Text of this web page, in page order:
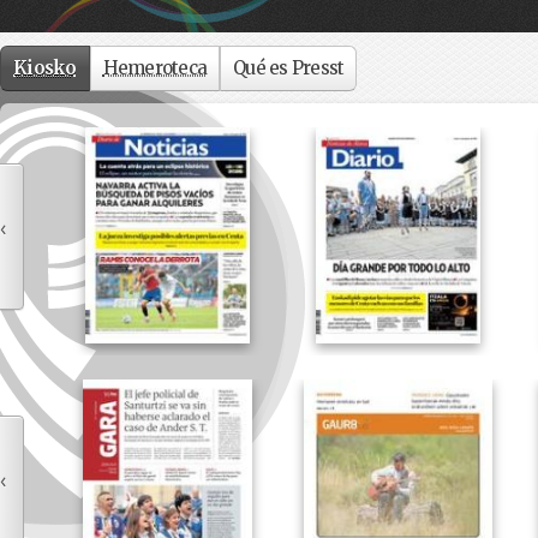
Kiosko Hemeroteca Qué es Presst
‹
‹